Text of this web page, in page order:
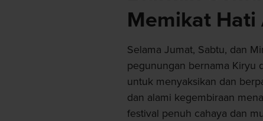
Memikat Hati
Selama Jumat, Sabtu, dan
pegunungan bernama Kiryu
untuk menyaksikan dan
dan alami kegembiraan
festival penuh cahaya dan